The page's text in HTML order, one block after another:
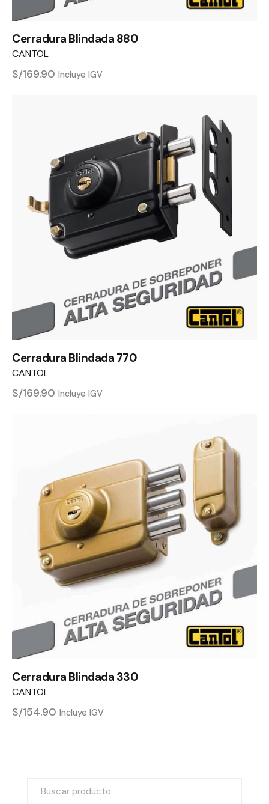
Cerradura Blindada 880
CANTOL
S/169.90 Incluye IGV
Cerradura Blindada 770
CANTOL
S/169.90 Incluye IGV
Cerradura Blindada 330
CANTOL
S/154.90 Incluye IGV